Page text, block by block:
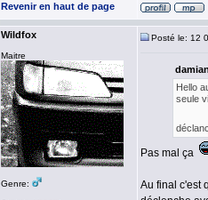
Revenir en haut de page
Wildfox
Maitre
Genre:
Posté le: 12
Hello
seule
Pas mal ça
Au final c'est